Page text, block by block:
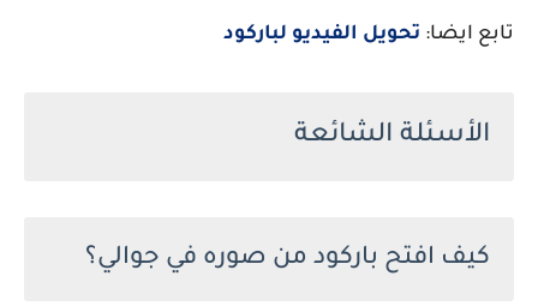
تابع ايضا: تحويل الفيديو لباركود
الأسئلة الشائعة
كيف افتح باركود من صوره في جوالي؟